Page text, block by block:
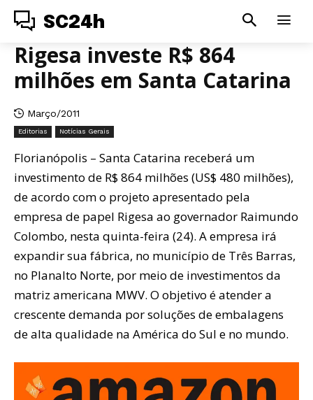
SC24h
Rigesa investe R$ 864
milhões em Santa Catarina
Março/2011
Editorias Notícias Gerais
Florianópolis – Santa Catarina receberá um
investimento de R$ 864 milhões (US$ 480 milhões),
de acordo com o projeto apresentado pela
empresa de papel Rigesa ao governador Raimundo
Colombo, nesta quinta-feira (24). A empresa irá
expandir sua fábrica, no município de Três Barras,
no Planalto Norte, por meio de investimentos da
matriz americana MWV. O objetivo é atender a
crescente demanda por soluções de embalagens
de alta qualidade na América do Sul e no mundo.